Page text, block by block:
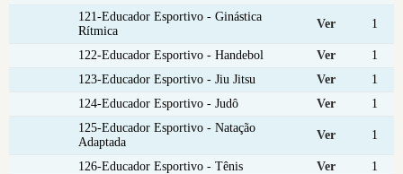
121-Educador Esportivo - Ginástica
Rítmica
Ver 1
122-Educador Esportivo - Handebol Ver
1
123-Educador Esportivo - Jiu Jitsu
Ver
1
124-Educador Esportivo - Judô
Ver
1
125-Educador Esportivo - Natação
Adaptada
Ver 1
126-Educador Esportivo - Tênis Ver
1